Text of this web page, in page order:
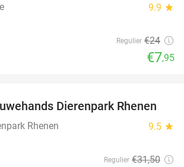
9.9 star
Regulier €24
€7,95
19%
Dierenpark Rhenen
Rhenen 9.5 star
Regulier €31,50